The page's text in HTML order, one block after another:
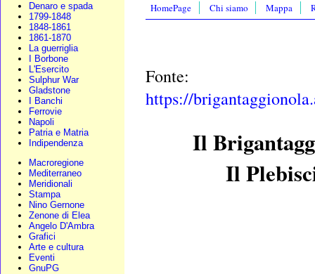
Denaro e spada
1799-1848
1848-1861
1861-1870
La guerriglia
I Borbone
L'Esercito
Sulphur War
Gladstone
I Banchi
Ferrovie
Napoli
Patria e Matria
Indipendenza
Macroregione
Mediterraneo
Meridionali
Stampa
Nino Gernone
Zenone di Elea
Angelo D'Ambra
Grafici
Arte e cultura
Eventi
GnuPG
HomePage Chi siamo Mappa
Fonte:
https://
Il
Il